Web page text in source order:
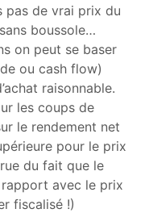
pas de vrai prix du
boussole…
on peut se baser
ou cash flow)
raisonnable.
les coups de
le rendement net
pour le prix
du fait que le
rapport avec le prix
fiscalisé !)